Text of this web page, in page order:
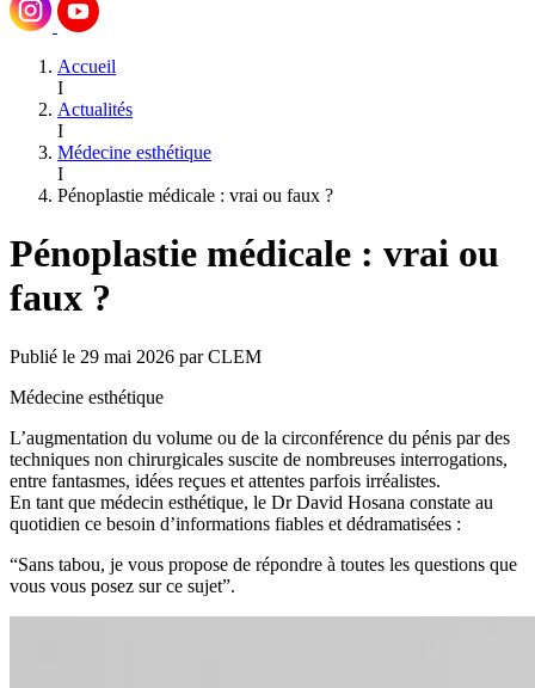
Accueil
I
Actualités
I
Médecine esthétique
I
Pénoplastie médicale : vrai ou faux ?
Pénoplastie médicale : vrai ou
faux ?
Publié le 29 mai 2026 par CLEM
Médecine esthétique
L’augmentation du volume ou de la circonférence du pénis par des
techniques non chirurgicales suscite de nombreuses interrogations,
entre fantasmes, idées reçues et attentes parfois irréalistes.
En tant que médecin esthétique, le Dr David Hosana constate au
quotidien ce besoin d’informations fiables et dédramatisées :
“Sans tabou, je vous propose de répondre à toutes les questions que
vous vous posez sur ce sujet”.